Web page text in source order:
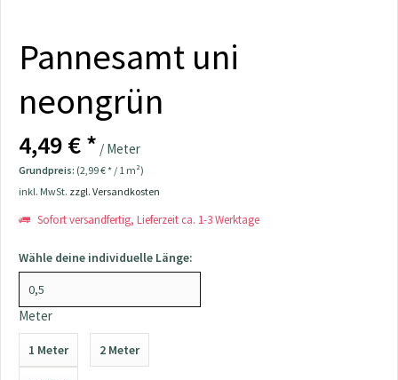
Pannesamt uni
neongrün
4,49 € * / Meter
Grundpreis: (2,99 € * / 1 m²)
inkl. MwSt. zzgl. Versandkosten
Sofort versandfertig, Lieferzeit ca. 1-3 Werktage
Wähle deine individuelle Länge:
Meter
1 Meter 2 Meter